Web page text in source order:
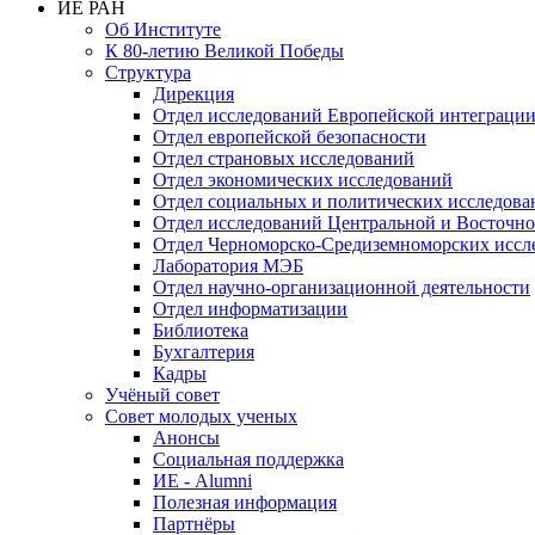
ИЕ РАН
Об Институте
К 80-летию Великой Победы
Структура
Дирекция
Отдел исследований Европейской интеграции
Отдел европейской безопасности
Отдел страновых исследований
Отдел экономических исследований
Отдел социальных и политических
Отдел исследований Центральной и
Отдел Черноморско-Средиземноморских
Лаборатория МЭБ
Отдел научно-организационной деятельности
Отдел информатизации
Библиотека
Бухгалтерия
Кадры
Учёный совет
Совет молодых ученых
Анонсы
Социальная поддержка
ИЕ - Alumni
Полезная информация
Партнёры